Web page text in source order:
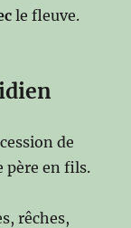
le fleuve.
de
père en fils.
rêches,